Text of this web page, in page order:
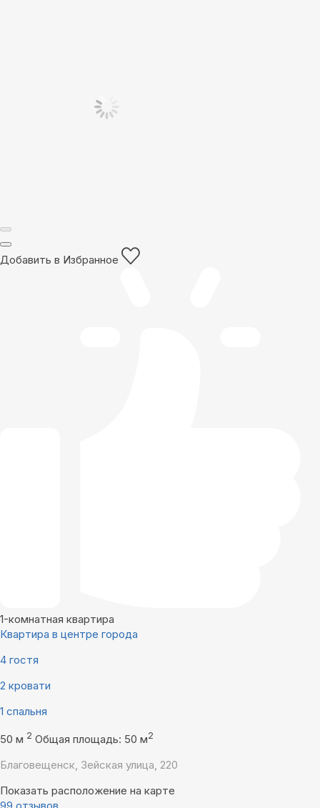
Добавить в Избранное
1-комнатная квартира
Квартира в центре города
4 гостя
2 кровати
1 спальня
50 м 2 Общая площадь: 50 м2
Благовещенск, Зейская улица, 220
Показать расположение на карте